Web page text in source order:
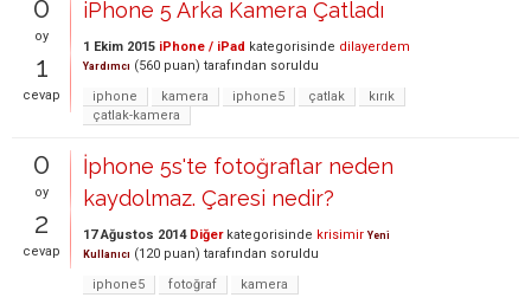
0
oy
1
cevap
iPhone 5 Arka Kamera Çatladı
1 Ekim 2015 iPhone / iPad kategorisinde dilayerdem
Yardımcı (560 puan) tarafından soruldu
iphone
kamera iphone5 çatlak
kırık
çatlak-kamera
0
oy
2
cevap
İphone 5s'te fotoğraflar neden
kaydolmaz. Çaresi nedir?
17 Ağustos 2014 Diğerkategorisinde krisimir Yeni
Kullanıcı (120 puan) tarafından soruldu
iphone5
fotoğraf kamera